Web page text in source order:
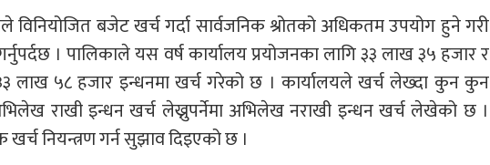
विनियोजित बजेट खर्च गर्दा सार्वजनिक श्रोतको अधिकतम उपयोग हुने गरी
। पालिकाले यस वर्ष कार्यालय प्रयोजनका लागि ३३ लाख ३५ हजार र
लाख ५८ हजार इन्धनमा खर्च गरेको छ । कार्यालयले खर्च लेख्दा कुन कुन
राखी इन्धन खर्च लेख्नुपर्नेमा अभिलेख नराखी इन्धन खर्च लेखेको छ ।
नियन्त्रण गर्न सुझाव दिइएको छ ।